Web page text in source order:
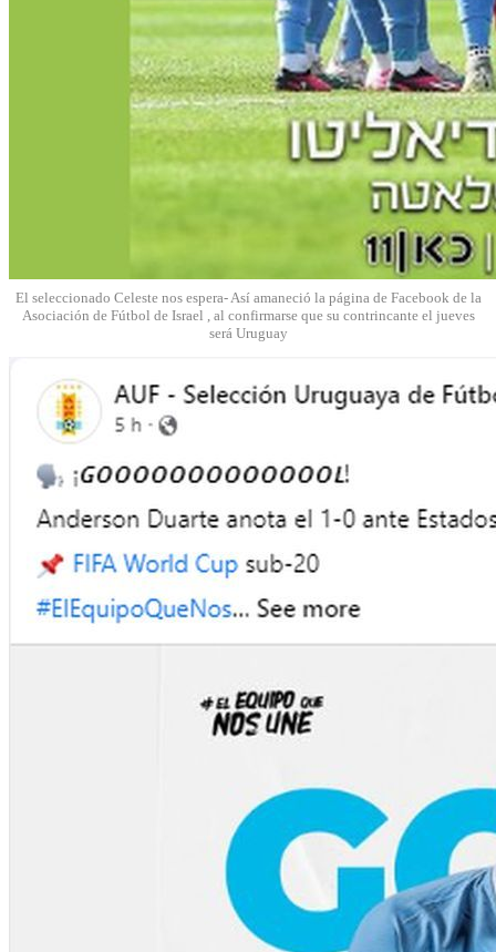
El seleccionado Celeste nos espera- Así amaneció la página de Facebook de la
Asociación de Fútbol de Israel , al confirmarse que su contrincante el jueves
será Uruguay